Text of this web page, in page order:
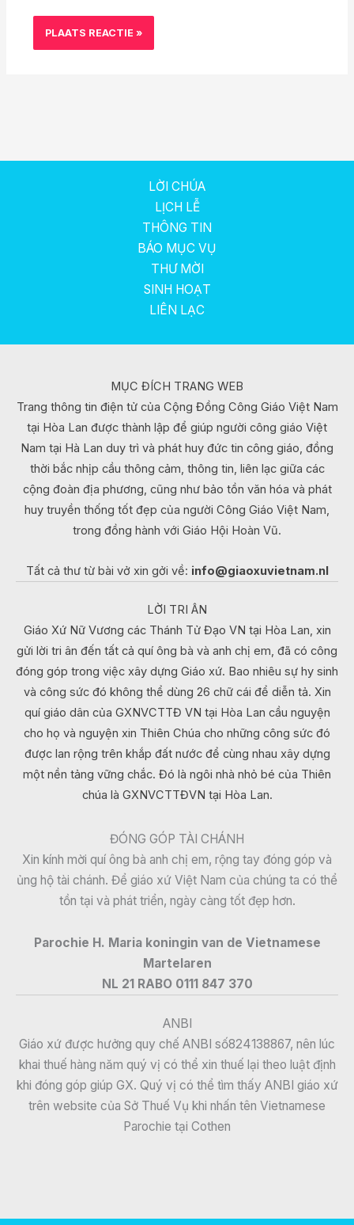
LỜI CHÚA
LỊCH LỄ
THÔNG TIN
BÁO MỤC VỤ
THƯ MỜI
SINH HOẠT
LIÊN LẠC
MỤC ĐÍCH TRANG WEB
Trang thông tin điện tử của Cộng Đồng Công Giáo Việt Nam
tại Hòa Lan được thành lập để giúp người công giáo Việt
Nam tại Hà Lan duy trì và phát huy đức tin công giáo, đồng
thời bắc nhịp cầu thông cảm, thông tin, liên lạc giữa các
cộng đoàn địa phương, cũng như bảo tồn văn hóa và phát
huy truyền thống tốt đẹp của người Công Giáo Việt Nam,
trong đồng hành với Giáo Hội Hoàn Vũ.
Tất cả thư từ bài vở xin gởi về: info@giaoxuvietnam.nl
LỜI TRI ÂN
Giáo Xứ Nữ Vương các Thánh Tử Đạo VN tại Hòa Lan, xin
gửi lời tri ân đến tất cả quí ông bà và anh chị em, đã có công
đóng góp trong việc xây dựng Giáo xứ. Bao nhiêu sự hy sinh
và công sức đó không thể dùng 26 chữ cái để diễn tả. Xin
quí giáo dân của GXNVCTTĐ VN tại Hòa Lan cầu nguyện
cho họ và nguyện xin Thiên Chúa cho những công sức đó
được lan rộng trên khắp đất nước để cùng nhau xây dựng
một nền tảng vững chắc. Đó là ngôi nhà nhỏ bé của Thiên
chúa là GXNVCTTĐVN tại Hòa Lan.
ĐÓNG GÓP TÀI CHÁNH
Xin kính mời quí ông bà anh chị em, rộng tay đóng góp và
ủng hộ tài chánh. Để giáo xứ Việt Nam của chúng ta có thể
tồn tại và phát triển, ngày càng tốt đẹp hơn.
Parochie H. Maria koningin van de Vietnamese
Martelaren
NL 21 RABO 0111 847 370
ANBI
Giáo xứ được hưởng quy chế ANBI số824138867, nên lúc
khai thuế hàng năm quý vị có thể xin thuế lại theo luật định
khi đóng góp giúp GX. Quý vị có thể tìm thấy ANBI giáo xứ
trên website của Sở Thuế Vụ khi nhấn tên Vietnamese
Parochie tại Cothen